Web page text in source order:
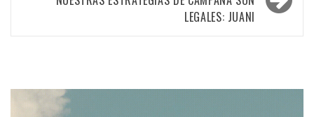
LEGALES: JUANI